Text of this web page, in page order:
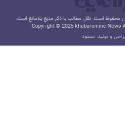
محفوظ است. نقل مطالب با ذکر منبع بلامانع است.
Copyright © 2025 khabaronline News
و تولید: نستوه